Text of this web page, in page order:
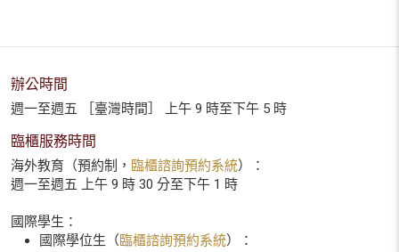
辦公時間
週一至週五 ［臺灣時間］ 上午 9 時至下午 5 時
臨櫃服務時間
海外教育（預約制， 臨櫃諮詢預約系統）：
週一至週五 上午 9 時 30 分至下午 1 時
國際學生：
國際學位生（臨櫃諮詢預約系統）：